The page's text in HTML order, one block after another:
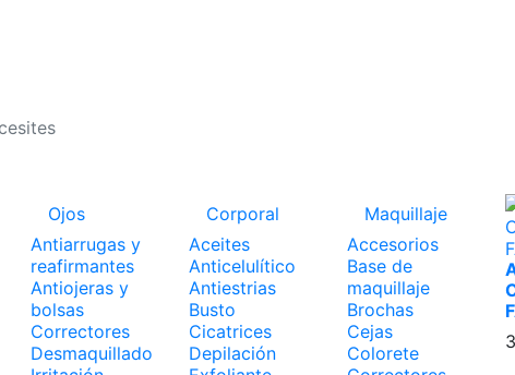
Ojos
Antiarrugas y
reafirmantes
Antiojeras y
bolsas
Correctores
Desmaquillado
Corporal
Aceites
Anticelulítico
Antiestrias
Busto
Cicatrices
Depilación
Maquillaje
Accesorios
Base de
maquillaje
Brochas
Cejas
Colorete